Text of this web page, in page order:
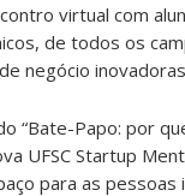
virtual com
de todos os
negócio
“Bate-Papo: por
UFSC Startup
para as